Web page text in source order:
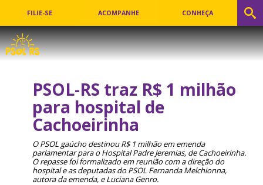
FILIE-SE ACOMPANHE CONHEÇA
PSOL-RS traz R$ 1 milhão
para hospital de
Cachoeirinha
O PSOL gaúcho destinou R$ 1 milhão em emenda
parlamentar para o Hospital Padre Jeremias, de Cachoeirinha.
O repasse foi formalizado em reunião com a direção do
hospital e as deputadas do PSOL Fernanda Melchionna,
autora da emenda, e Luciana Genro.